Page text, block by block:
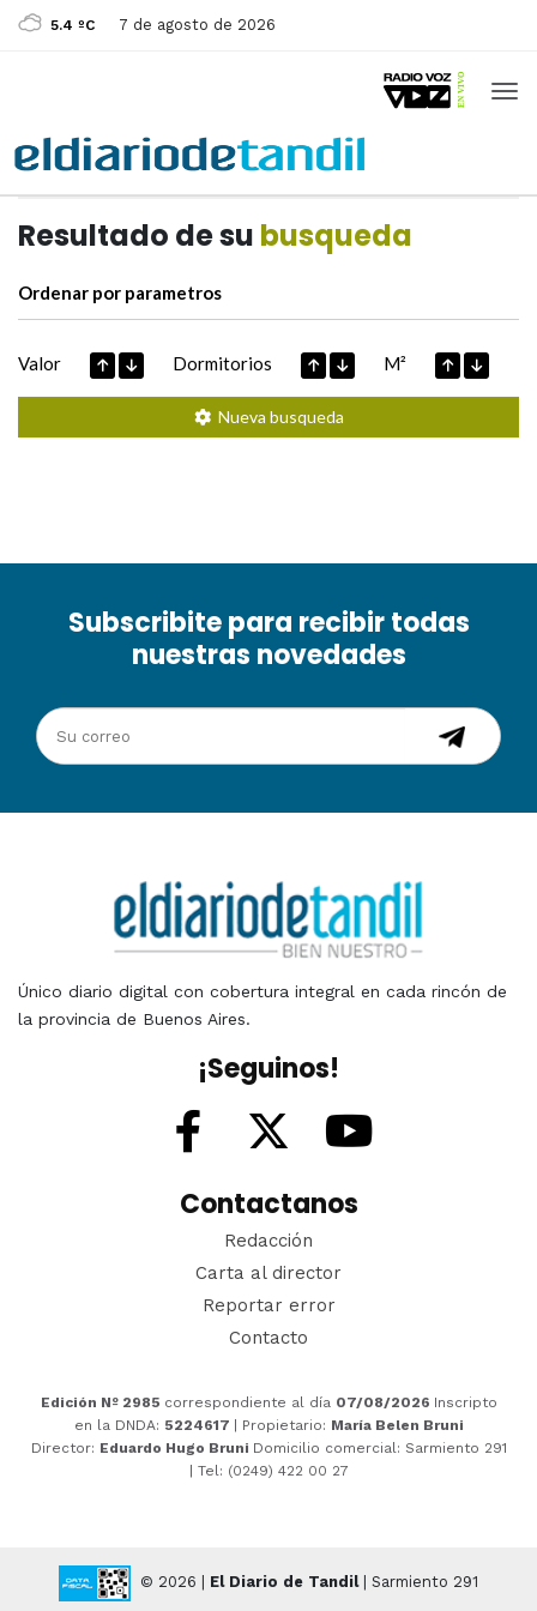
5.4 ºC 7 de agosto de 2026
Resultado de su busqueda
Ordenar por parametros
Valor Dormitorios M²
Nueva busqueda
Subscribite para recibir todas
nuestras novedades
Único diario digital con cobertura integral en cada rincón de
la provincia de Buenos Aires.
¡Seguinos!
Contactanos
Redacción
Carta al director
Reportar error
Contacto
Edición Nº 2985 correspondiente al día 07/08/2026 Inscripto
en la DNDA: 5224617 | Propietario: María Belen Bruni
Director: Eduardo Hugo Bruni Domicilio comercial: Sarmiento 291
| Tel: (0249) 422 00 27
© 2026 | El Diario de Tandil| Sarmiento 291